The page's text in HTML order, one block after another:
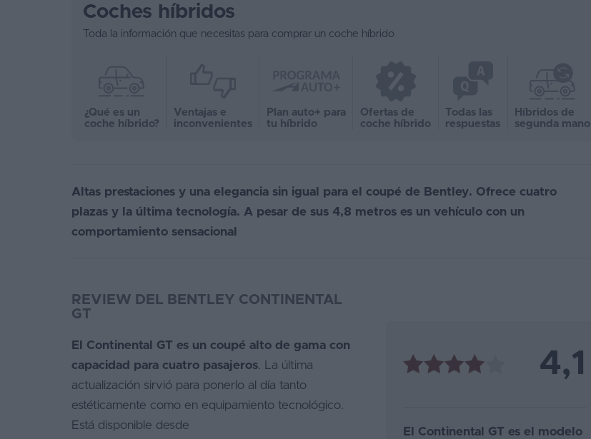
Coches híbridos
Toda la información que necesitas para comprar un coche híbrido
¿Qué es un
coche híbrido?
Ventajas e
inconvenientes
Plan auto+ para
tu híbrido
Ofertas de
coche híbrido
Todas las
respuestas
Híbridos de
segunda mano
Altas prestaciones y una elegancia sin igual para el coupé de Bentley. Ofrece cuatro
plazas y la última tecnología. A pesar de sus 4,8 metros es un vehículo con un
comportamiento sensacional
4,1
El Continental GT es el modelo
REVIEW DEL BENTLEY CONTINENTAL
GT
El Continental GT es un coupé alto de gama con
capacidad para cuatro pasajeros. La última
actualización sirvió para ponerlo al día tanto
estéticamente como en equipamiento tecnológico.
Está disponible desde